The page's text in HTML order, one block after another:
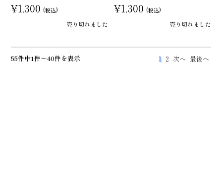
¥1,300 (税込)
売り切れました
¥1,300 (税込)
売り切れました
55件中1件～40件を表示 1 2 次へ 最後へ